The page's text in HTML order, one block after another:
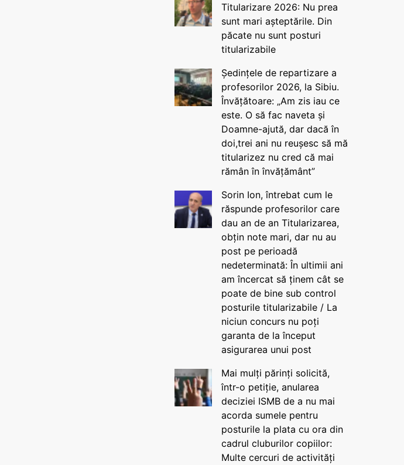
Titularizare 2026: Nu prea
sunt mari așteptările. Din
păcate nu sunt posturi
titularizabile
Ședințele de repartizare a
profesorilor 2026, la Sibiu.
Învățătoare: „Am zis iau ce
este. O să fac naveta și
Doamne-ajută, dar dacă în
doi,trei ani nu reușesc să mă
titularizez nu cred că mai
rămân în învățământ”
Sorin Ion, întrebat cum le
răspunde profesorilor care
dau an de an Titularizarea,
obțin note mari, dar nu au
post pe perioadă
nedeterminată: În ultimii ani
am încercat să ținem cât se
poate de bine sub control
posturile titularizabile / La
niciun concurs nu poți
garanta de la început
asigurarea unui post
Mai mulți părinți solicită,
într-o petiție, anularea
deciziei ISMB de a nu mai
acorda sumele pentru
posturile la plata cu ora din
cadrul cluburilor copiilor:
Multe cercuri de activități